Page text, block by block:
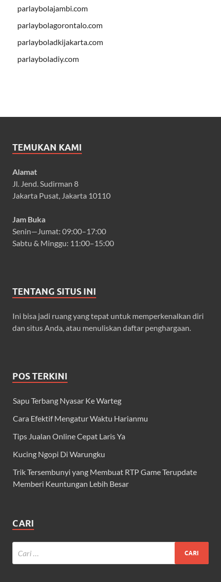
parlaybolajambi.com
parlaybolagorontalo.com
parlayboladkijakarta.com
parlayboladiy.com
TEMUKAN KAMI
Alamat
Jl. Jend. Sudirman 8
Jakarta Pusat, Jakarta 10110
Jam Buka
Senin—Jumat: 09:00–17:00
Sabtu & Minggu: 11:00–15:00
TENTANG SITUS INI
Ini bisa jadi ruang yang tepat untuk memperkenalkan diri
dan situs Anda, atau menuliskan daftar penghargaan.
POS TERKINI
Sapu Terbang Nyasar Ke Warteg
Cara Efektif Mengatur Waktu Harianmu
Tips Jualan Online Cepat Laris Ya
Kucing Ngopi Di Warungku
Trik Tersembunyi yang Membuat RTP Game Terupdate
Memberi Keuntungan Lebih Besar
CARI